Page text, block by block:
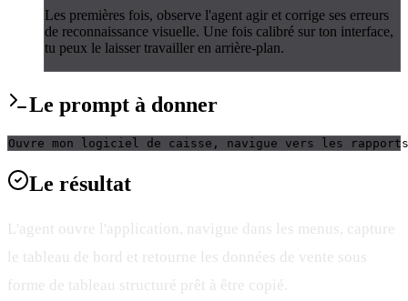
Les premières fois, observe l'agent agir et corrige ses erreurs
de reconnaissance visuelle. Une fois calibré sur ton interface,
tu peux le laisser travailler en arrière-plan.
Le prompt à donner
Ouvre mon logiciel de caisse, navigue vers les
Le résultat
L'agent ouvre l'application, navigue dans les menus, capture
le tableau de bord et retourne les données de vente sous
forme de tableau structuré prêt à être copié.